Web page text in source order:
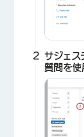
サジェス
質問を使